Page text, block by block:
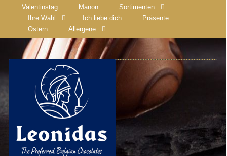
Valentinstag Manon
Sortimenten
Ihre Wahl
Ich liebe dich
Präsente
Ostern
Allergene